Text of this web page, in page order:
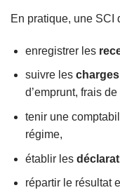
En pratique, une SCI
enregistrer les
suivre les
d’emprunt, frais
tenir une
régime,
établir les
répartir le résultat